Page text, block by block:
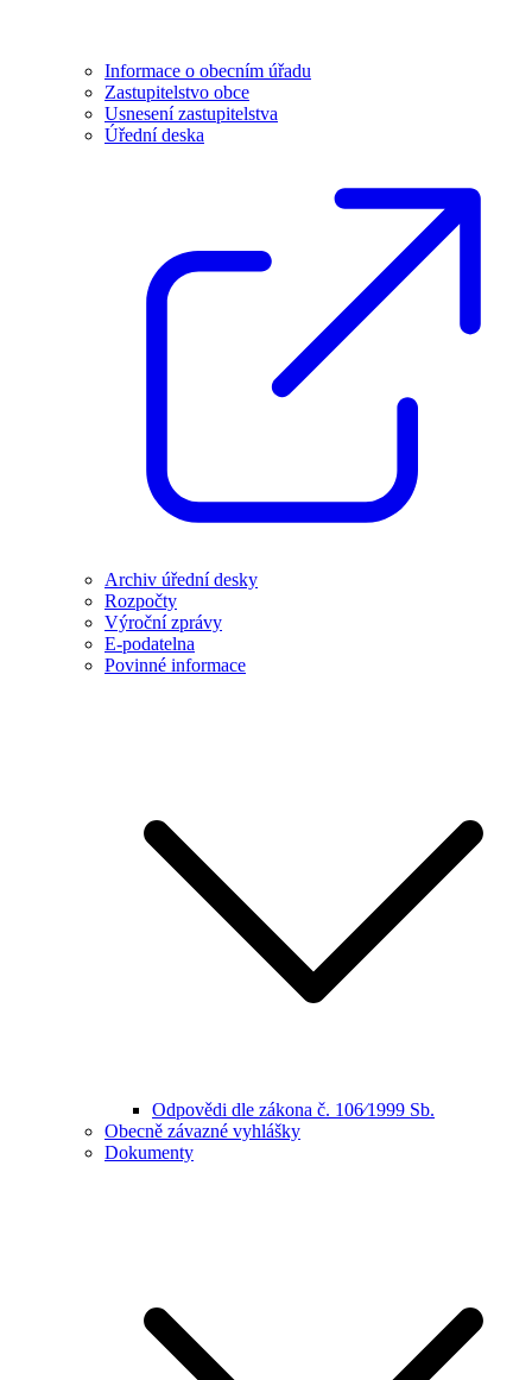
Informace o obecním úřadu
Zastupitelstvo obce
Usnesení zastupitelstva
Úřední deska
Archiv úřední desky
Rozpočty
Výroční zprávy
E-podatelna
Povinné informace
Odpovědi dle zákona č. 106⁄1999 Sb.
Obecně závazné vyhlášky
Dokumenty